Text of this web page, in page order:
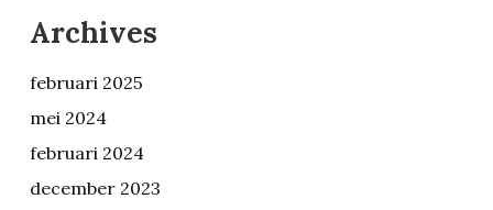
Archives
februari 2025
mei 2024
februari 2024
december 2023